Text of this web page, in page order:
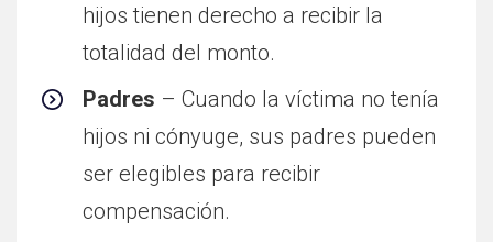
hijos tienen derecho a recibir la
totalidad del monto.
Padres – Cuando la víctima no tenía
hijos ni cónyuge, sus padres pueden
ser elegibles para recibir
compensación.